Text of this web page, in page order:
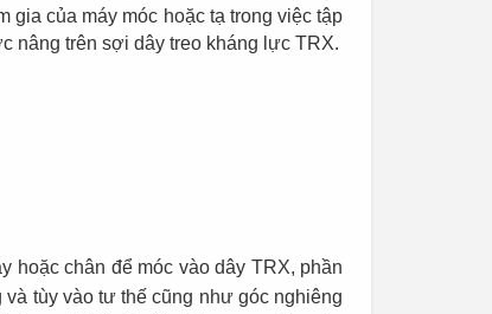
gia của máy móc hoặc tạ trong việc tập
nâng trên sợi dây treo kháng lực TRX.
hoặc chân để móc vào dây TRX, phần
tùy vào tư thế cũng như góc nghiêng